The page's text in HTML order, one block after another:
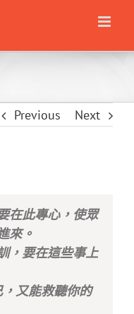
Previous Next
在此專心，使眾
來。
，要在這些事上
又能救聽你的